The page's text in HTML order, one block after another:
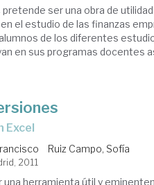
ser una obra de
el estudio de las finanzas
de los diferentes
en sus programas docentes
Excel
Ruiz Campo, Sofía
2011
una herramienta útil y